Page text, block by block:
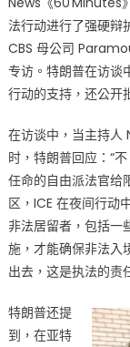
法行动进行了强硬辩
CBS 母公司
专访。特朗普在访谈
行动的支持，还公开
在访谈中，当主持人
时，特朗普回应：“
任命的自由派法官给
区，ICE 在夜间行动
非法居留者，包括一
施，才能确保非法入
出去，这是执法的责
特朗普还提
到，在亚特